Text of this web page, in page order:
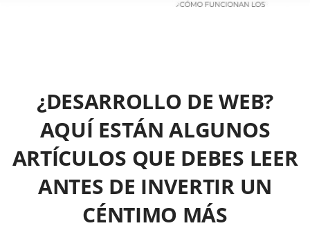
¿DESARROLLO DE WEB?
AQUÍ ESTÁN ALGUNOS
ARTÍCULOS QUE DEBES LEER
ANTES DE INVERTIR UN
CÉNTIMO MÁS